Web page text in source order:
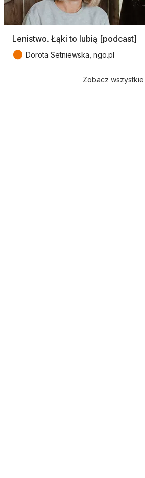
Lenistwo. Łąki to lubią [podcast]
● Dorota Setniewska, ngo.pl
Zobacz wszystkie